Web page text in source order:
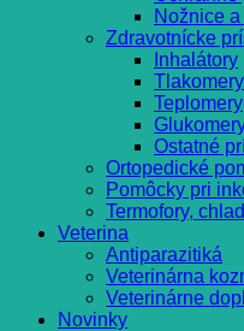
Nožnice
Zdravotnícke
Inhalátory
Tlakomery
Teplomery
Ostatné
Ortopedické
Pomôcky pri
Termofory,
Veterina
Antiparazitiká
Veterinárna
Veterinárne
Novinky